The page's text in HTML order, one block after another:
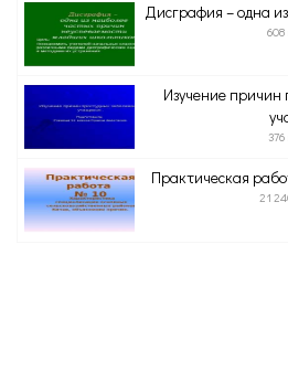
Дисграфия – одна
Изучение причин
Практическая
21